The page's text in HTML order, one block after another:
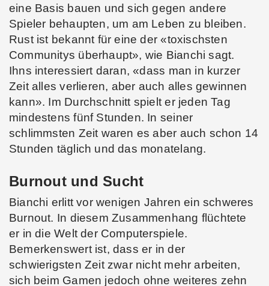
eine Basis bauen und sich gegen andere
Spieler behaupten, um am Leben zu bleiben.
Rust ist bekannt für eine der «toxischsten
Communitys überhaupt», wie Bianchi sagt.
Ihns interessiert daran, «dass man in kurzer
Zeit alles verlieren, aber auch alles gewinnen
kann». Im Durchschnitt spielt er jeden Tag
mindestens fünf Stunden. In seiner
schlimmsten Zeit waren es aber auch schon 14
Stunden täglich und das monatelang.
Burnout und Sucht
Bianchi erlitt vor wenigen Jahren ein schweres
Burnout. In diesem Zusammenhang flüchtete
er in die Welt der Computerspiele.
Bemerkenswert ist, dass er in der
schwierigsten Zeit zwar nicht mehr arbeiten,
sich beim Gamen jedoch ohne weiteres zehn